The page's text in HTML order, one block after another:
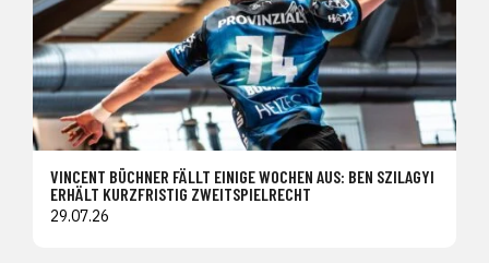
VINCENT BÜCHNER FÄLLT EINIGE WOCHEN AUS: BEN SZILAGYI
ERHÄLT KURZFRISTIG ZWEITSPIELRECHT
29.07.26